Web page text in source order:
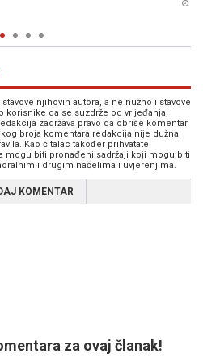
njihovih autora, a ne nužno i stavove
korisnike da se suzdrže od vrijeđanja,
zadržava pravo da obriše komentar
broja komentara redakcija nije dužna
Kao čitalac također prihvatate
mogu biti pronađeni sadržaji koji mogu biti
i drugim načelima i uvjerenjima.
KOMENTAR
za ovaj članak!